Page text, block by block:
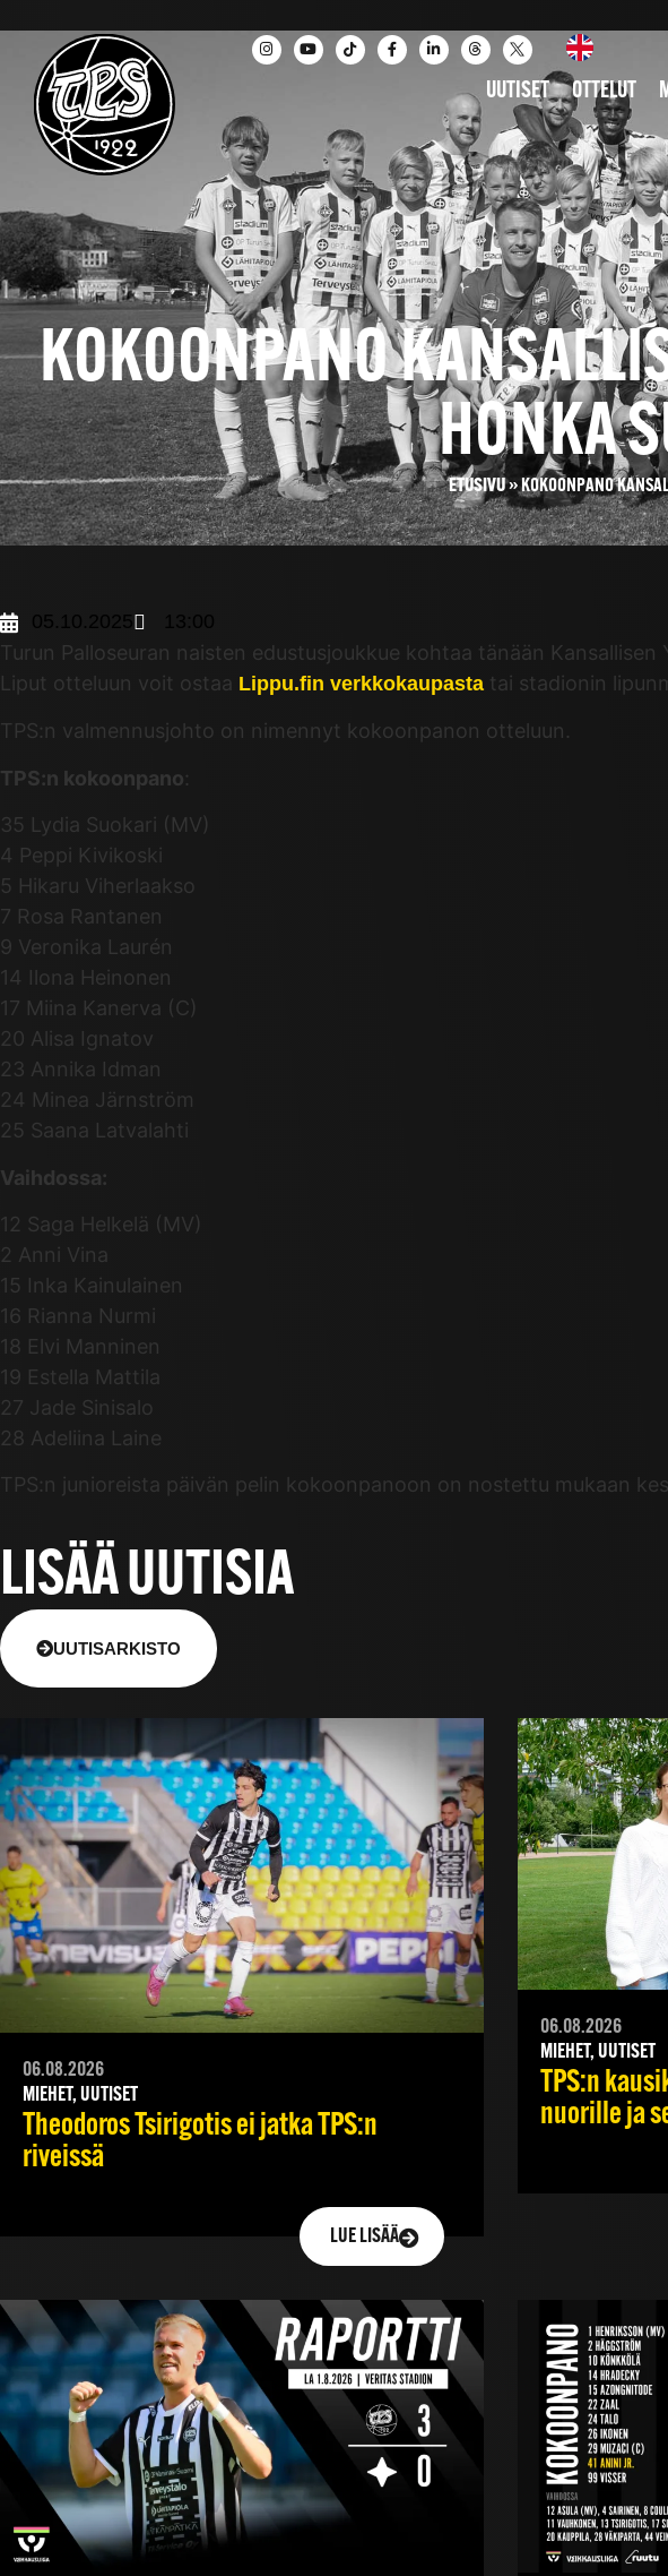
UUTISET OTTELUT
KOKOONPANO
HONKA
ETUSIVU»KOKOONPANO
05.10.2025
Turun Palloseuran naisten edustusjoukkue kohtaa tänään
Liput otteluun voit ostaa Lippu.fin verkkokaupasta tai stadionin
TPS:n valmennusjohto on nimennyt kokoonpanon otteluun.
TPS:n kokoonpano:
35 Lydia Suokari (MV)
4 Peppi Kivikoski
5 Hikaru Viherlaakso
7 Rosa Rantanen
9 Veronika Laurén
14 Ilona Heinonen
17 Miina Kanerva (C)
20 Alisa Ignatov
23 Annika Idman
24 Minea Järnström
25 Saana Latvalahti
Vaihdossa:
12 Saga Helkelä (MV)
2 Anni Vina
15 Inka Kainulainen
16 Rianna Nurmi
18 Elvi Manninen
19 Estella Mattila
27 Jade Sinisalo
28 Adeliina Laine
TPS:n junioreista päivän pelin kokoonpanoon on nostettu mukaan
LISÄÄ UUTISIA
UUTISARKISTO
06.08.2026
MIEHET, UUTISET
Theodoros Tsirigotis ei jatka TPS:n
riveissä
LUE LISÄÄ
06.08.2026
MIEHET, UUTISET
TPS:n
nuorille ja